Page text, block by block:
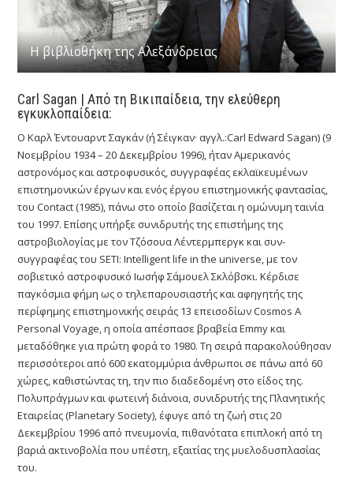
Η βιβλιοθήκη της Αλεξάνδρειας
Carl Sagan | Από τη Βικιπαίδεια, την ελεύθερη
εγκυκλοπαίδεια:
Ο Καρλ Έντουαρντ Σαγκάν (ή Σέιγκαν· αγγλ.:Carl Edward Sagan) (9
Νοεμβρίου 1934 – 20 Δεκεμβρίου 1996), ήταν Αμερικανός
αστρονόμος και αστροφυσικός, συγγραφέας εκλαϊκευμένων
επιστημονικών έργων και ενός έργου επιστημονικής φαντασίας,
του Contact (1985), πάνω στο οποίο βασίζεται η ομώνυμη ταινία
του 1997. Επίσης υπήρξε συνιδρυτής της επιστήμης της
αστροβιολογίας με τον Τζόσουα Λέντερμπεργκ και συν-
συγγραφέας του SETI: Intelligent life in the universe, με τον
σοβιετικό αστροφυσικό Ιωσήφ Σάμουελ Σκλόβσκι. Κέρδισε
παγκόσμια φήμη ως ο τηλεπαρουσιαστής και αφηγητής της
περίφημης επιστημονικής σειράς 13 επεισοδίων Cosmos A
Personal Voyage, η οποία απέσπασε βραβεία Emmy και
μεταδόθηκε για πρώτη φορά το 1980. Τη σειρά παρακολούθησαν
περισσότεροι από 600 εκατομμύρια άνθρωποι σε πάνω από 60
χώρες, καθιστώντας τη, την πιο διαδεδομένη στο είδος της.
Πολυπράγμων και φωτεινή διάνοια, συνιδρυτής της Πλανητικής
Εταιρείας (Planetary Society), έφυγε από τη ζωή στις 20
Δεκεμβρίου 1996 από πνευμονία, πιθανότατα επιπλοκή από τη
βαριά ακτινοβολία που υπέστη, εξαιτίας της μυελοδυσπλασίας
του.